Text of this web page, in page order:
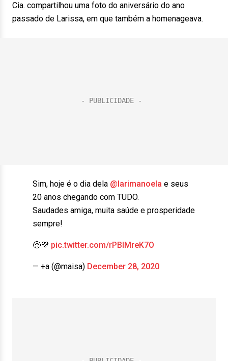
Cia. compartilhou uma foto do aniversário do ano
passado de Larissa, em que também a homenageava.
Sim, hoje é o dia dela @larimanoela e seus
20 anos chegando com TUDO.
Saudades amiga, muita saúde e prosperidade
sempre!
🥺💜 pic.twitter.com/rPBIMreK7O
— +a (@maisa) December 28, 2020